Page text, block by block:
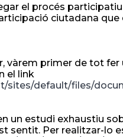
el procés
ciutadana
vàrem primer de tot
el link
sites/default/files/
un estudi exhaustiu
sentit. Per realitzar-lo